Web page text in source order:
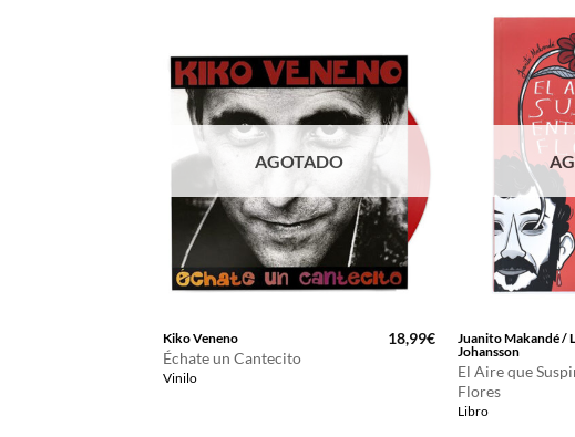
AGOTADO
Kiko Veneno
Échate un Cantecito
Vinilo
18,99€
Juanito Makandé /
Johansson
El Aire que
Flores
Libro